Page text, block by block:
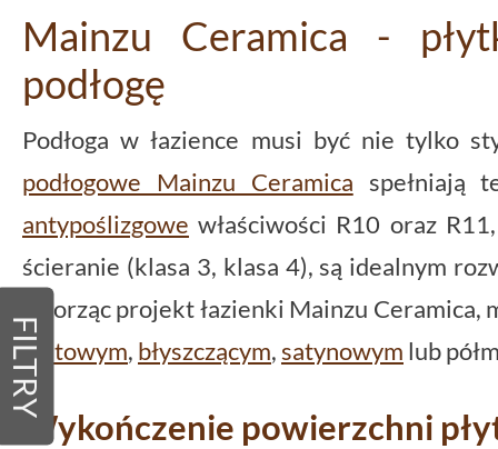
FILTRY
Mainzu Ceramica -
podłogę
Podłoga w łazience musi być nie tylko
podłogowe Mainzu Ceramica spełniają
antypoślizgowe właściwości R10 oraz
ścieranie (klasa 3, klasa 4), są idealnym
Tworząc projekt łazienki Mainzu Ceramica,
matowym, błyszczącym,satynowym lub
Wykończenie powierzchni